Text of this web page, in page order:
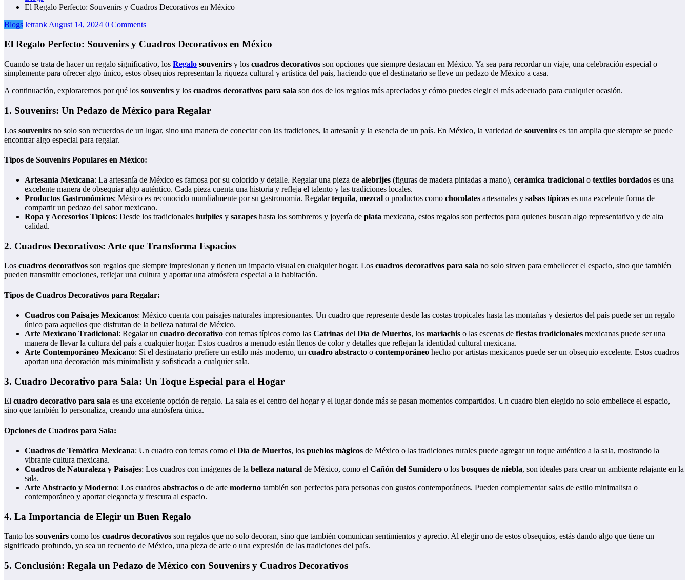
El Regalo Perfecto: Souvenirs y Cuadros Decorativos en México
Blogs letrank August 14, 2024 0 Comments
El Regalo Perfecto: Souvenirs y Cuadros Decorativos en México
Cuando se trata de hacer un regalo significativo, los Regalo souvenirs y los cuadros decorativos son opciones que siempre destacan en México. Ya sea para recordar un viaje, una celebración especial o
simplemente para ofrecer algo único, estos obsequios representan la riqueza cultural y artística del país, haciendo que el destinatario se lleve un pedazo de México a casa.
A continuación, exploraremos por qué los souvenirs y los cuadros decorativos para sala son dos de los regalos más apreciados y cómo puedes elegir el más adecuado para cualquier ocasión.
1. Souvenirs: Un Pedazo de México para Regalar
Los souvenirs no solo son recuerdos de un lugar, sino una manera de conectar con las tradiciones, la artesanía y la esencia de un país. En México, la variedad de souvenirs es tan amplia que siempre se puede
encontrar algo especial para regalar.
Tipos de Souvenirs Populares en México:
Artesanía Mexicana: La artesanía de México es famosa por su colorido y detalle. Regalar una pieza de alebrijes (figuras de madera pintadas a mano), cerámica tradicional o textiles bordados es una
excelente manera de obsequiar algo auténtico. Cada pieza cuenta una historia y refleja el talento y las tradiciones locales.
Productos Gastronómicos: México es reconocido mundialmente por su gastronomía. Regalartequila, mezcal o productos como chocolates artesanales y salsas típicas es una excelente forma de
compartir un pedazo del sabor mexicano.
Ropa y Accesorios Típicos: Desde los tradicionales huipiles y sarapes hasta los sombreros y joyería de plata mexicana, estos regalos son perfectos para quienes buscan algo representativo y de alta
calidad.
2. Cuadros Decorativos: Arte que Transforma Espacios
Los cuadros decorativos son regalos que siempre impresionan y tienen un impacto visual en cualquier hogar. Los cuadros decorativos para sala no solo sirven para embellecer el espacio, sino que también
pueden transmitir emociones, reflejar una cultura y aportar una atmósfera especial a la habitación.
Tipos de Cuadros Decorativos para Regalar:
Cuadros con Paisajes Mexicanos: México cuenta con paisajes naturales impresionantes. Un cuadro que represente desde las costas tropicales hasta las montañas y desiertos del país puede ser un regalo
único para aquellos que disfrutan de la belleza natural de México.
Arte Mexicano Tradicional: Regalar un cuadro decorativo con temas típicos como las Catrinas del Día de Muertos, los mariachis o las escenas de fiestas tradicionales mexicanas puede ser una
manera de llevar la cultura del país a cualquier hogar. Estos cuadros a menudo están llenos de color y detalles que reflejan la identidad cultural mexicana.
Arte Contemporáneo Mexicano: Si el destinatario prefiere un estilo más moderno, un cuadro abstracto o contemporáneo hecho por artistas mexicanos puede ser un obsequio excelente. Estos cuadros
aportan una decoración más minimalista y sofisticada a cualquier sala.
3. Cuadro Decorativo para Sala: Un Toque Especial para el Hogar
El cuadro decorativo para sala es una excelente opción de regalo. La sala es el centro del hogar y el lugar donde más se pasan momentos compartidos. Un cuadro bien elegido no solo embellece el espacio,
sino que también lo personaliza, creando una atmósfera única.
Opciones de Cuadros para Sala:
Cuadros de Temática Mexicana: Un cuadro con temas como el Día de Muertos, los pueblos mágicos de México o las tradiciones rurales puede agregar un toque auténtico a la sala, mostrando la
vibrante cultura mexicana.
Cuadros de Naturaleza y Paisajes: Los cuadros con imágenes de la belleza natural de México, como el Cañón del Sumidero o los bosques de niebla, son ideales para crear un ambiente relajante en la
sala.
Arte Abstracto y Moderno: Los cuadros abstractos o de arte moderno también son perfectos para personas con gustos contemporáneos. Pueden complementar salas de estilo minimalista o
contemporáneo y aportar elegancia y frescura al espacio.
4. La Importancia de Elegir un Buen Regalo
Tanto los souvenirs como los cuadros decorativos son regalos que no solo decoran, sino que también comunican sentimientos y aprecio. Al elegir uno de estos obsequios, estás dando algo que tiene un
significado profundo, ya sea un recuerdo de México, una pieza de arte o una expresión de las tradiciones del país.
5. Conclusión: Regala un Pedazo de México con Souvenirs y Cuadros Decorativos